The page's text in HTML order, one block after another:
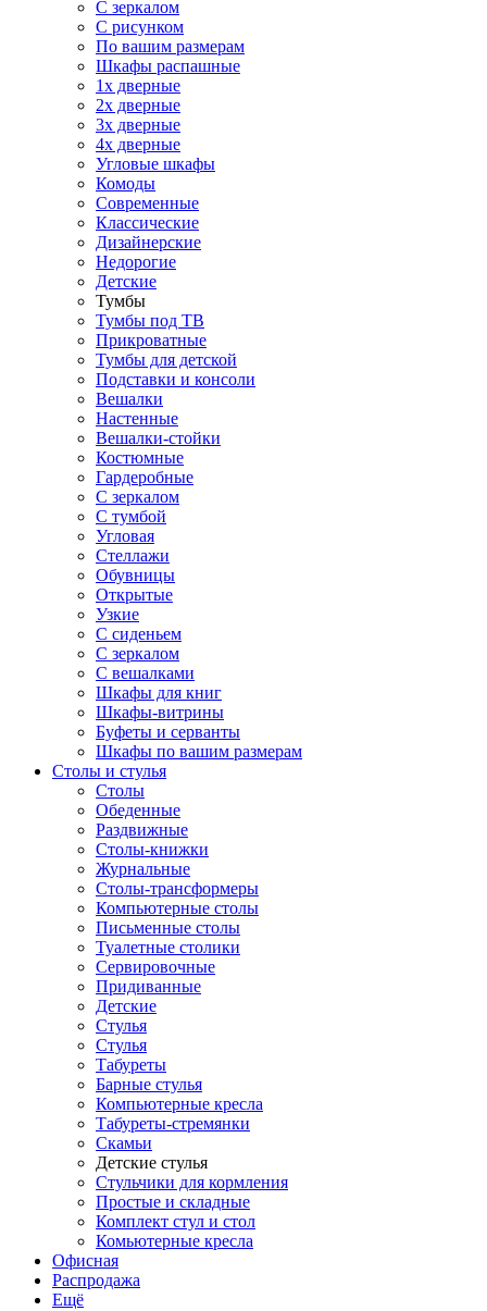
С зеркалом
С рисунком
По вашим размерам
Шкафы распашные
1х дверные
2х дверные
3х дверные
4х дверные
Угловые шкафы
Комоды
Современные
Классические
Дизайнерские
Недорогие
Детские
Тумбы
Тумбы под ТВ
Прикроватные
Тумбы для детской
Подставки и консоли
Вешалки
Настенные
Вешалки-стойки
Костюмные
Гардеробные
С зеркалом
С тумбой
Угловая
Стеллажи
Обувницы
Открытые
Узкие
С сиденьем
С зеркалом
С вешалками
Шкафы для книг
Шкафы-витрины
Буфеты и серванты
Шкафы по вашим размерам
Столы и стулья
Столы
Обеденные
Раздвижные
Столы-книжки
Журнальные
Столы-трансформеры
Компьютерные столы
Письменные столы
Туалетные столики
Сервировочные
Придиванные
Детские
Стулья
Стулья
Табуреты
Барные стулья
Компьютерные кресла
Табуреты-стремянки
Скамьи
Детские стулья
Стульчики для кормления
Простые и складные
Комплект стул и стол
Комьютерные кресла
Офисная
Распродажа
Eщё